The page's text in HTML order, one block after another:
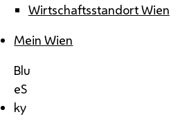
Wirtschaftsstandort Wien
Mein Wien
Blu
eS
ky